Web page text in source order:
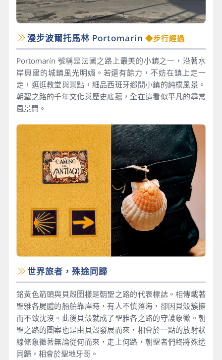
漫步波爾托馬林 Portomarín ◆步行經過
Portomarín 號稱是法國之路上最美的小鎮之一，沿著水
岸興建的城鎮風光明媚。若還有餘力，不妨在鎮上走一
走，逛逛教堂與景點，細品西班牙鄉間小鎮的純樸風景。
朝聖之路的千年文化與歷史底蘊，全在這看似平凡的尋常
風景間。
世界旅者，殊途同歸
銘黃色箭頭與貝殼圖樣是朝聖之路的代表標誌。相傳載著
聖雅各屍體的船舶靠岸時，有人不慎落海，卻因貝殼簇擁
而不致沈沒。此後貝殼就成了聖雅各之路的守護象徵。朝
聖之路的圖案也是由貝殼發展而來，相會於一點的放射狀
線條象徵著無論從何而來，走上何路，朝聖者們終將殊途
同歸，相會於聖地牙哥。